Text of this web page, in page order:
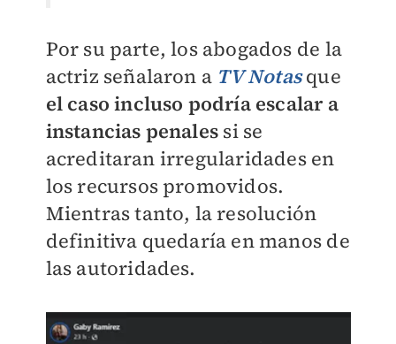
Por su parte, los abogados de la
actriz señalaron a TV Notasque
el caso incluso podría escalar a
instancias penales si se
acreditaran irregularidades en
los recursos promovidos.
Mientras tanto, la resolución
definitiva quedaría en manos de
las autoridades.